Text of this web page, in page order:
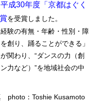
平成30年度「京都はぐく
を受賞しました。
験の有無・年齢・性別・障
創り、踊ることができる」
関わり、“ダンスの力（創
力など）”を地域社会の中
photo：Toshie Kusamoto